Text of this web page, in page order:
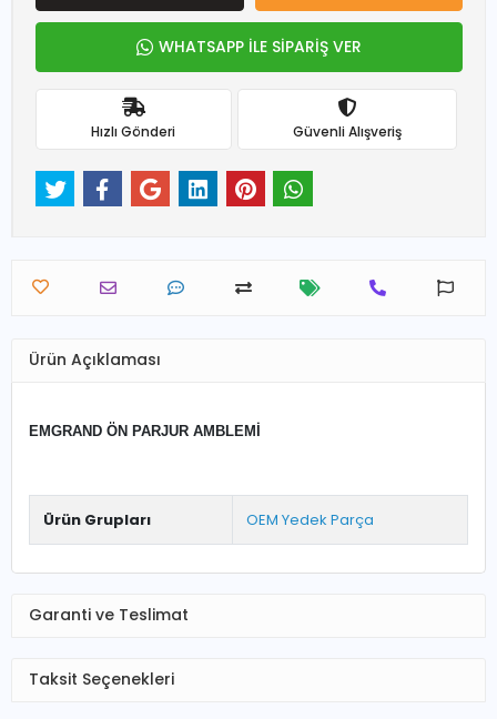
WHATSAPP İLE SİPARİŞ VER
Hızlı Gönderi Güvenli Alışveriş
Ürün Açıklaması
EMGRAND ÖN PARJUR AMBLEMİ
Ürün Grupları OEM Yedek Parça
Garanti ve Teslimat
Taksit Seçenekleri